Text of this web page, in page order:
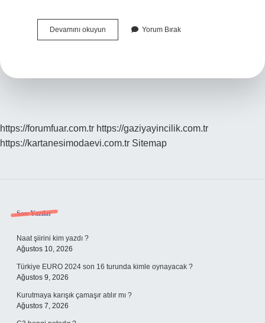
Devamını okuyun
Yaşı
Yorum Bırak
https://forumfuar.com.tr https://gaziyayincilik.com.tr
https://kartanesimodaevi.com.tr Sitemap
Sidebar
Son Yazılar
Naat şiirini kim yazdı ?
Ağustos 10, 2026
Türkiye EURO 2024 son 16 turunda kimle oynayacak ?
Ağustos 9, 2026
Kurutmaya karışık çamaşır atılır mı ?
Ağustos 7, 2026